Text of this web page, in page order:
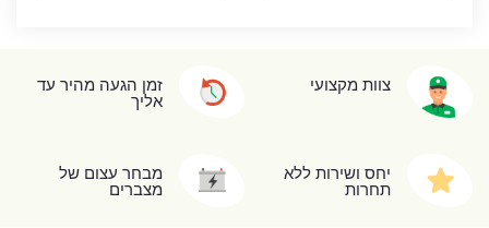
צוות מקצועי
זמן הגעה מהיר עד
אליך
יחס ושירות ללא
תחרות
מבחר עצום של
מצברים